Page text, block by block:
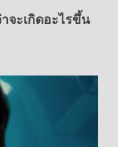
จะเกิดอะไรขึ้น